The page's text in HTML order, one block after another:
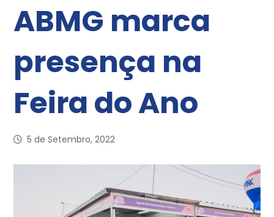
ABMG marca
presença na
Feira do Ano
5 de Setembro, 2022